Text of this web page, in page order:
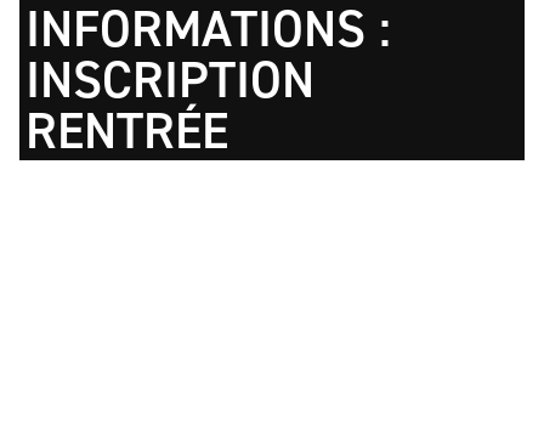
INFORMATIONS :
INSCRIPTION
RENTRÉE